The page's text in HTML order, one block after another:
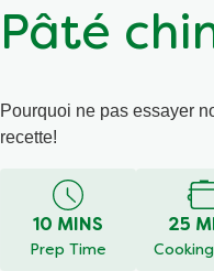
Pâté
Pourquoi ne pas essayer
recette!
10 MINS
Prep Time
25